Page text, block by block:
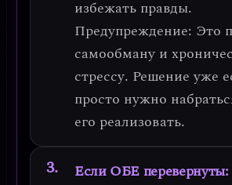
избежать правды.
Предупреждение: Это
самообману и
стрессу. Решение уже
просто нужно
его реализовать.
Если ОБЕ перевернуты: